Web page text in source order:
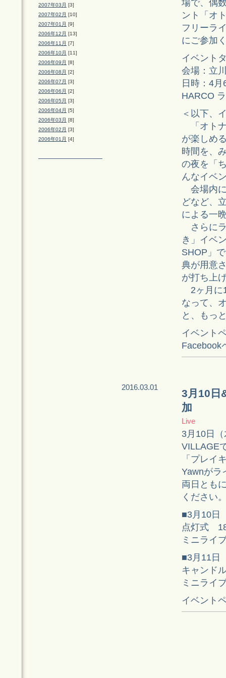
2007年03月 [3]
2007年02月 [10]
2007年01月 [9]
2006年12月 [13]
2006年11月 [7]
2006年10月 [11]
2006年09月 [8]
2006年08月 [2]
2006年07月 [3]
2006年06月 [2]
2006年05月 [3]
2006年04月 [5]
2006年03月 [8]
2006年02月 [3]
2006年01月 [4]
場で、偶
ント「オ
フリーラ
にご参加
イベント
会場：立
日時：4
HARCO
＜以下、
「オト
が楽しめ
時間を、
の夜を「
んなイベ
会場内
どなど、
による一
さらに
き」イベ
SHOP」
典が用意
が打ち上
2ヶ月に
なって、
と、もっ
イベント
Facebook
2016.03.01
3月10日
加
Live
3月10日
VILLAGE
「プレイ
Yawnがラ
両日とも
ください
■3月10日
点灯式
ミニライ
■3月11日
キャンド
ミニライ
イベント